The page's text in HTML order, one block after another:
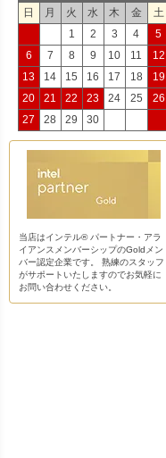
日
月 火 水 木 金
土
1
2 3 4
5
6
7 8 9 10 11
12
13
14 15 16 17 18
19
20
21 22 23 24 25
26
27
28 29 30
当店はインテル® パートナー・アラ
イアンスメンバーシップのGoldメン
バー認定企業です。 熟練のスタッフ
がサポートいたしますのでお気軽に
お問い合わせください。